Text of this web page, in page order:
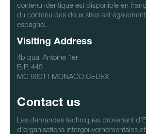
contenu identique est disponible en
du contenu des deux sites est
espagnol.
Visiting Address
4b qual Antoine 1er
B.P. 445
MC 98011 MONACO CEDEX
Contact us
Les demandes techniques provenant
d'organisations intergouvernementales